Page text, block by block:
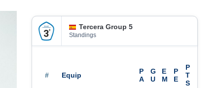
Tercera Group 5
Standings
#